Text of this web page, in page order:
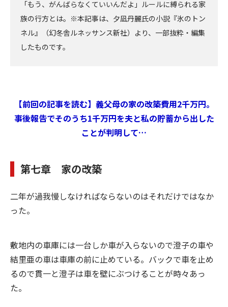
「もう、がんばらなくていいんだよ」ルールに縛られる家
族の行方とは。※本記事は、夕凪丹麗氏の小説『氷のトン
ネル』（幻冬舎ルネッサンス新社）より、一部抜粋・編集
したものです。
【前回の記事を読む】義父母の家の改築費用2千万円。
事後報告でそのうち1千万円を夫と私の貯蓄から出した
ことが判明して…
第七章 家の改築
二年が過我慢しなければならないのはそれだけではなか
った。
敷地内の車庫には一台しか車が入らないので澄子の車や
結里亜の車は車庫の前に止めている。バックで車を止め
るので貫一と澄子は車を壁にぶつけることが時々あっ
た。